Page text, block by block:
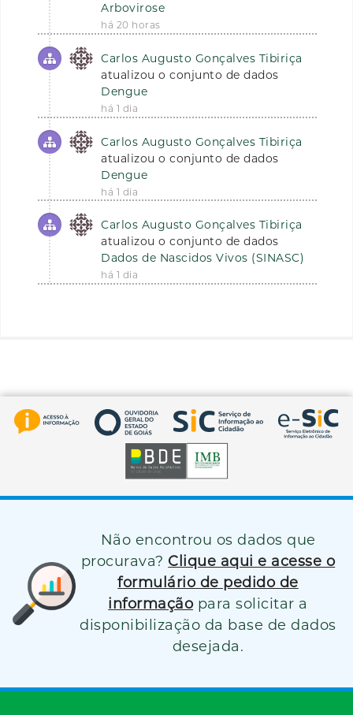
Arbovirose
há 20 horas
Carlos Augusto Gonçalves Tibiriça
atualizou o conjunto de dados
Dengue
há 1 dia
Carlos Augusto Gonçalves Tibiriça
atualizou o conjunto de dados
Dengue
há 1 dia
Carlos Augusto Gonçalves Tibiriça
atualizou o conjunto de dados
Dados de Nascidos Vivos (SINASC)
há 1 dia
Não encontrou os dados que
procurava? Clique aqui e acesse o
formulário de pedido de
informação para solicitar a
disponibilização da base de dados
desejada.